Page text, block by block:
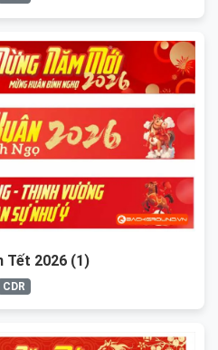
Tết 2026 (1)
CDR